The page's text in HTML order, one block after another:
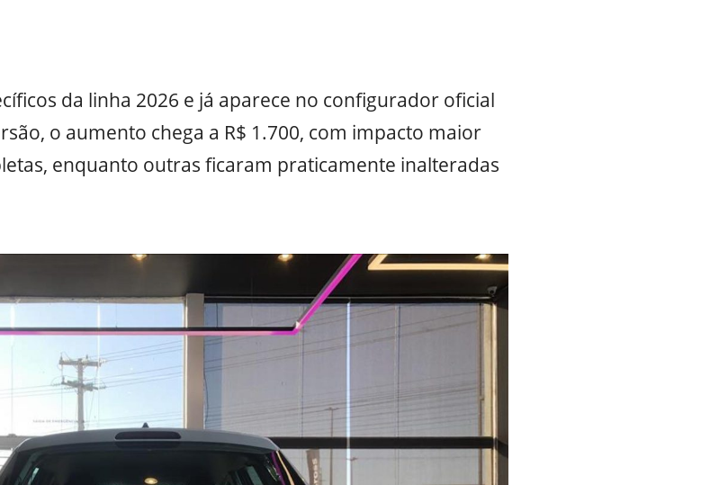
da linha 2026 e já aparece no configurador oficial
o aumento chega a R$ 1.700, com impacto maior
enquanto outras ficaram praticamente inalteradas